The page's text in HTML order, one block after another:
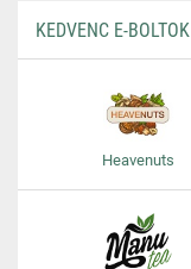
KEDVENC E-BOLTOK
Heavenuts